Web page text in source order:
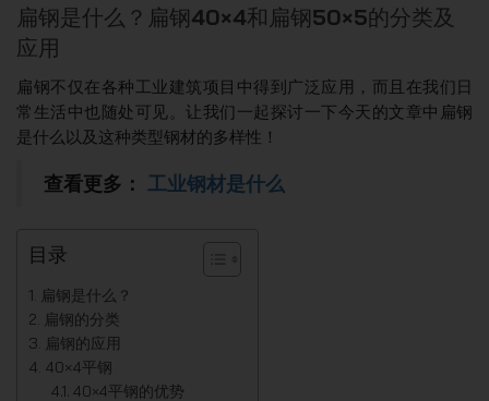
扁钢是什么？扁钢40×4和扁钢50×5的分类及
应用
扁钢不仅在各种工业建筑项目中得到广泛应用，而且在我们日
常生活中也随处可见。让我们一起探讨一下今天的文章中扁钢
是什么以及这种类型钢材的多样性！
查看更多： 工业钢材是什么
目录
扁钢是什么？
扁钢的分类
扁钢的应用
40×4平钢
40×4平钢的优势